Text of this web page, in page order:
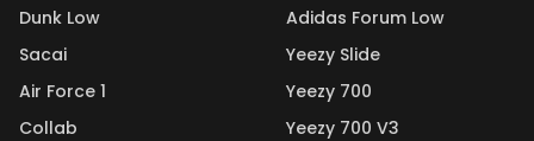
Dunk Low
Sacai
Air Force 1
Collab
Adidas Forum Low
Yeezy Slide
Yeezy 700
Yeezy 700 V3